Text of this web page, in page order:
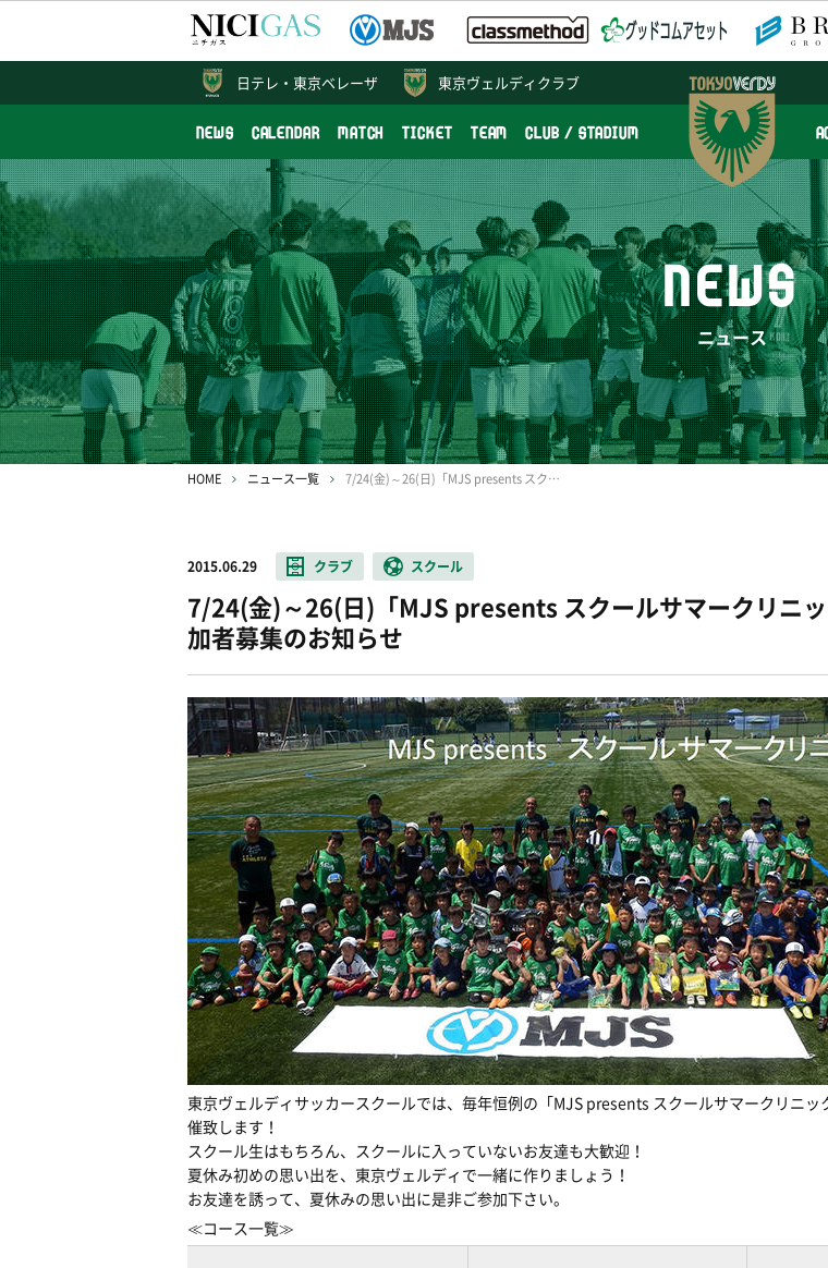
東京ヴェルディクラブ
NEWS CALENDAR MATCH TICKET TEAM CLUB / STADIUM
日テレ・ 東京ベレーザ
NEWS
ニュース
HOME ニュース一覧 7/24(金)～26(日)「MJS presents スクールサマークリニック2015」参加者募集のお知らせ
2015.06.29 クラブ スクール
7/24(金)～26(日)「MJS presents スクールサマークリニ
加者募集のお知らせ
東京ヴェルディサッカースクールでは、毎年恒例の「MJS presents スクールサマークリニッ
催致します！
スクール生はもちろん、スクールに入っていないお友達も大歓迎！
夏休み初めの思い出を、東京ヴェルディで一緒に作りましょう！
お友達を誘って、夏休みの思い出に是非ご参加下さい。
≪コース一覧≫